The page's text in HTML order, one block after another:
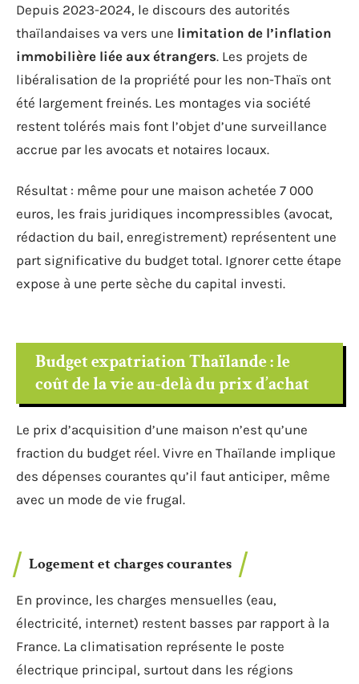
Depuis 2023-2024, le discours des autorités
thaïlandaises va vers une limitation de l’inflation
immobilière liée aux étrangers. Les projets de
libéralisation de la propriété pour les non-Thaïs ont
été largement freinés. Les montages via société
restent tolérés mais font l’objet d’une surveillance
accrue par les avocats et notaires locaux.
Résultat : même pour une maison achetée 7 000
euros, les frais juridiques incompressibles (avocat,
rédaction du bail, enregistrement) représentent une
part significative du budget total. Ignorer cette étape
expose à une perte sèche du capital investi.
Budget expatriation Thaïlande : le
coût de la vie au-delà du prix d’achat
Le prix d’acquisition d’une maison n’est qu’une
fraction du budget réel. Vivre en Thaïlande implique
des dépenses courantes qu’il faut anticiper, même
avec un mode de vie frugal.
Logement et charges courantes
En province, les charges mensuelles (eau,
électricité, internet) restent basses par rapport à la
France. La climatisation représente le poste
électrique principal, surtout dans les régions